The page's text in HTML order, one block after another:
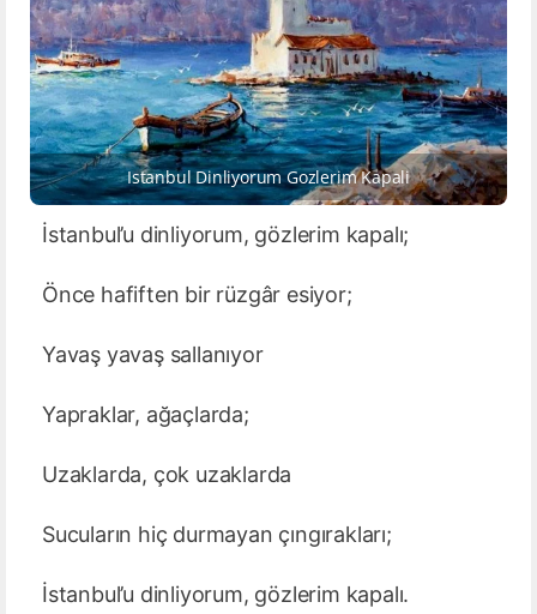
Istanbul Dinliyorum Gozlerim Kapali
İstanbul’u dinliyorum, gözlerim kapalı;
Önce hafiften bir rüzgâr esiyor;
Yavaş yavaş sallanıyor
Yapraklar, ağaçlarda;
Uzaklarda, çok uzaklarda
Sucuların hiç durmayan çıngırakları;
İstanbul’u dinliyorum, gözlerim kapalı.